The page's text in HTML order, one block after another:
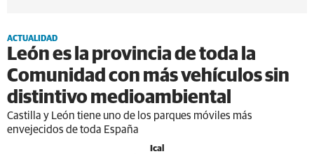
ACTUALIDAD
León es la provincia de toda la
Comunidad con más vehículos sin
distintivo medioambiental
Castilla y León tiene uno de los parques móviles más
envejecidos de toda España
Ical